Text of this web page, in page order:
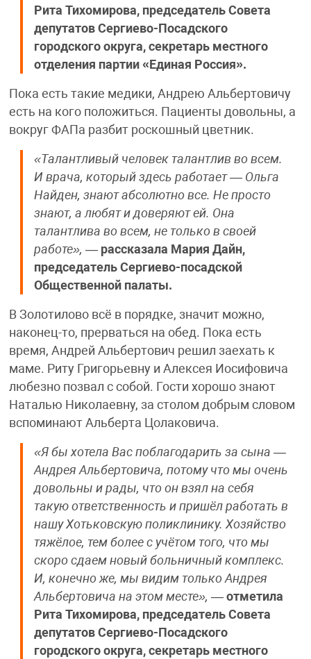
Рита Тихомирова, председатель Совета
депутатов Сергиево-Посадского
городского округа, секретарь местного
отделения партии «Единая Россия».
Пока есть такие медики, Андрею Альбертовичу
есть на кого положиться. Пациенты довольны, а
вокруг ФАПа разбит роскошный цветник.
«Талантливый человек талантлив во всем.
И врача, который здесь работает — Ольга
Найден, знают абсолютно все. Не просто
знают, а любят и доверяют ей. Она
талантлива во всем, не только в своей
работе», —рассказала Мария Дайн,
председатель Сергиево-посадской
Общественной палаты.
В Золотилово всё в порядке, значит можно,
наконец-то, прерваться на обед. Пока есть
время, Андрей Альбертович решил заехать к
маме. Риту Григорьевну и Алексея Иосифовича
любезно позвал с собой. Гости хорошо знают
Наталью Николаевну, за столом добрым словом
вспоминают Альберта Цолаковича.
«Я бы хотела Вас поблагодарить за сына —
Андрея Альбертовича, потому что мы очень
довольны и рады, что он взял на себя
такую ответственность и пришёл работать в
нашу Хотьковскую поликлинику. Хозяйство
тяжёлое, тем более с учётом того, что мы
скоро сдаем новый больничный комплекс.
И, конечно же, мы видим только Андрея
Альбертовича на этом месте», — отметила
Рита Тихомирова, председатель Совета
депутатов Сергиево-Посадского
городского округа, секретарь местного